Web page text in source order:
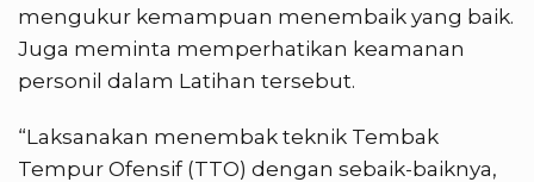
mengukur kemampuan menembaik yang baik.
Juga meminta memperhatikan keamanan
personil dalam Latihan tersebut.
“Laksanakan menembak teknik Tembak
Tempur Ofensif (TTO) dengan sebaik-baiknya,